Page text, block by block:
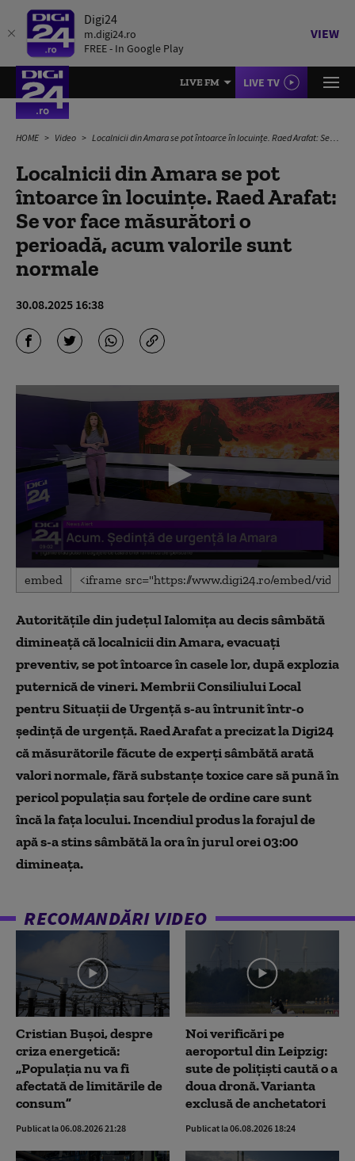
Digi24
m.digi24.ro
FREE - In Google Play
VIEW
LIVE FM LIVE TV
HOME Video Localnicii din Amara se pot întoarce în locuințe. Raed Arafat: Se vor face măsurători o perioadă, acum valorile sunt normale
Localnicii din Amara se pot
întoarce în locuințe. Raed Arafat:
Se vor face măsurători o
perioadă, acum valorile sunt
normale
30.08.2025 16:38
0
seconds
minutes,
34
seconds
embed
Autorităţile din județul Ialomița au decis sâmbătă
dimineață că localnicii din Amara, evacuați
preventiv, se pot întoarce în casele lor, după explozia
puternică de vineri. Membrii Consiliului Local
pentru Situații de Urgență s-au întrunit într-o
ședință de urgență. Raed Arafat a precizat la Digi24
că măsurătorile făcute de experți sâmbătă arată
valori normale, fără substanţe toxice care să pună în
pericol populaţia sau forțele de ordine care sunt
încă la fața locului. Incendiul produs la forajul de
apă s-a stins sâmbătă la ora în jurul orei 03:00
dimineaţa.
RECOMANDĂRI VIDEO
Cristian Bușoi, despre
criza energetică:
„Populația nu va fi
afectată de limitările de
consum”
Publicat la 06.08.2026 21:28
Noi verificări pe
aeroportul din Leipzig:
sute de polițiști caută o a
doua dronă. Varianta
exclusă de anchetatori
Publicat la 06.08.2026 18:24